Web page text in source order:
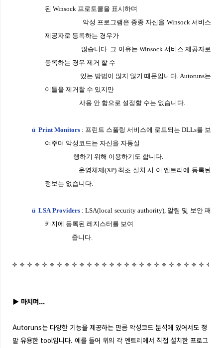
된 Winsock 프로토콜을 표시하며
악성 프로그램은 종종 자신을 Winsock서비스
제공자로 등록하는 경우가
많습니다. 그 이유는 Winsock 서비스 제공자로
등록하는 경우 제거 할 수
있는 방법이 많지 않기 때문입니다. Autoruns는
이들을 제거할 수 있지만
사용 안 함으로 설정할 수는 없습니다.
ü Print Monitors: 프린트 스풀링 서비스에 로드되는 DLLs를 보
여주며 악성코드는 자신을자동실
행하기 위해 이용하기도 합니다.
운영체제(XP) 최초 설치 시 이 엔트리에 등록된
정보는 없습니다.
ü LSA Providers : LSA(local security authority), 알림 및 보안 패
키지에 등록된 레지스터를 보여
줍니다.
▶ 마치며...
Autoruns는 다양한 기능을 제공하는 만큼 악성코드 분석에 있어서도 정
말 유용한 tool입니다. 예를 들어 위의 각 엔트리에서 직접 설치한 프로그